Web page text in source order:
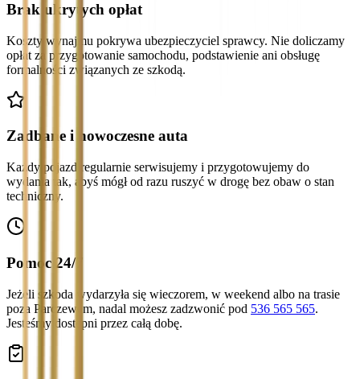
Brak ukrytych opłat
Koszty wynajmu pokrywa ubezpieczyciel sprawcy. Nie doliczamy
opłat za przygotowanie samochodu, podstawienie ani obsługę
formalności związanych ze szkodą.
Zadbane i nowoczesne auta
Każdy pojazd regularnie serwisujemy i przygotowujemy do
wydania tak, abyś mógł od razu ruszyć w drogę bez obaw o stan
techniczny.
Pomoc 24/7
Jeżeli szkoda wydarzyła się wieczorem, w weekend albo na trasie
poza Parczewem, nadal możesz zadzwonić pod 536 565 565.
Jesteśmy dostępni przez całą dobę.